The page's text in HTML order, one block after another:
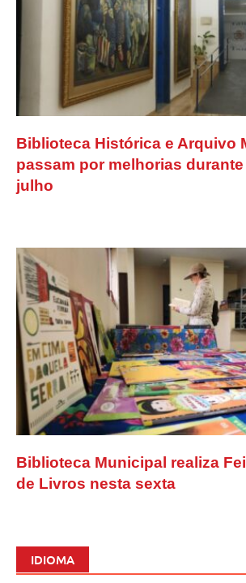
Biblioteca Histórica e Arquivo
passam por melhorias
julho
Biblioteca Municipal realiza
de Livros nesta sexta
IDIOMA